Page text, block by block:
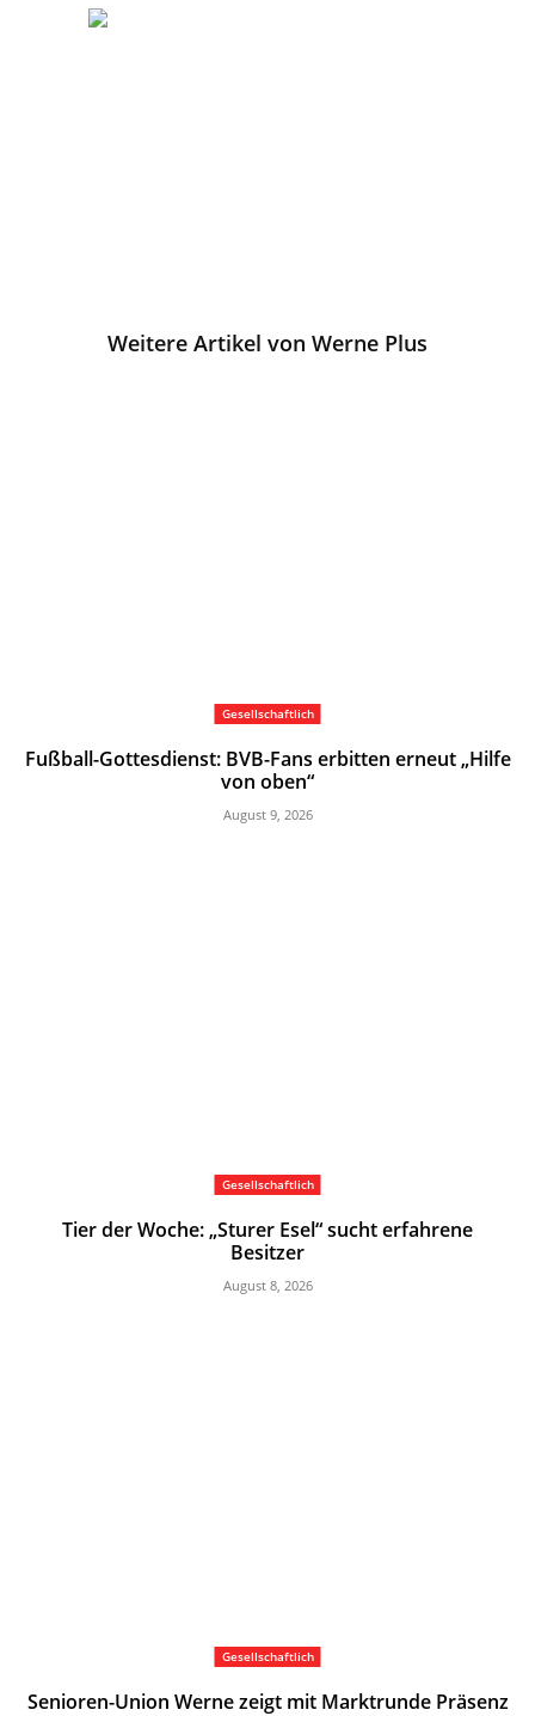
Weitere Artikel von Werne Plus
Gesellschaftlich
Fußball-Gottesdienst: BVB-Fans erbitten erneut „Hilfe
von oben“
August 9, 2026
Gesellschaftlich
Tier der Woche: „Sturer Esel“ sucht erfahrene
Besitzer
August 8, 2026
Gesellschaftlich
Senioren-Union Werne zeigt mit Marktrunde Präsenz